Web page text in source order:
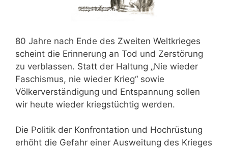
80 Jahre nach Ende des Zweiten Weltkrieges
scheint die Erinnerung an Tod und Zerstörung
zu verblassen. Statt der Haltung „Nie wieder
Faschismus, nie wieder Krieg“ sowie
Völkerverständigung und Entspannung sollen
wir heute wieder kriegstüchtig werden.
Die Politik der Konfrontation und Hochrüstung
erhöht die Gefahr einer Ausweitung des Krieges